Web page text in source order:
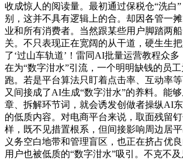
收成惊人的阅读量。最初通过保税仓“洗白
别，这并不具有逻辑上的合。却因各管一
业和所有消费者。当然跟某些用户脚踏两
关。不只表现正在宽阔的从干道，硬生生
了‘过山车轨道’！雷同AI批量运营教程众
在为“数字泔水”引流，一个明明缺钱的员
跑。若是平台算法只盯着点击率、互动率等
又间接成了AI生成“数字泔水”的养料。能
章、拆解环节词，就会诱发创做者操纵AI
的低质内容。对电商平台来说，取面残留
样，既不见措置根系，但间接影响周边居
义务空白地带和管理盲区，也正在挤占优
用户也被低质的“数字泔水”吸引。不克不